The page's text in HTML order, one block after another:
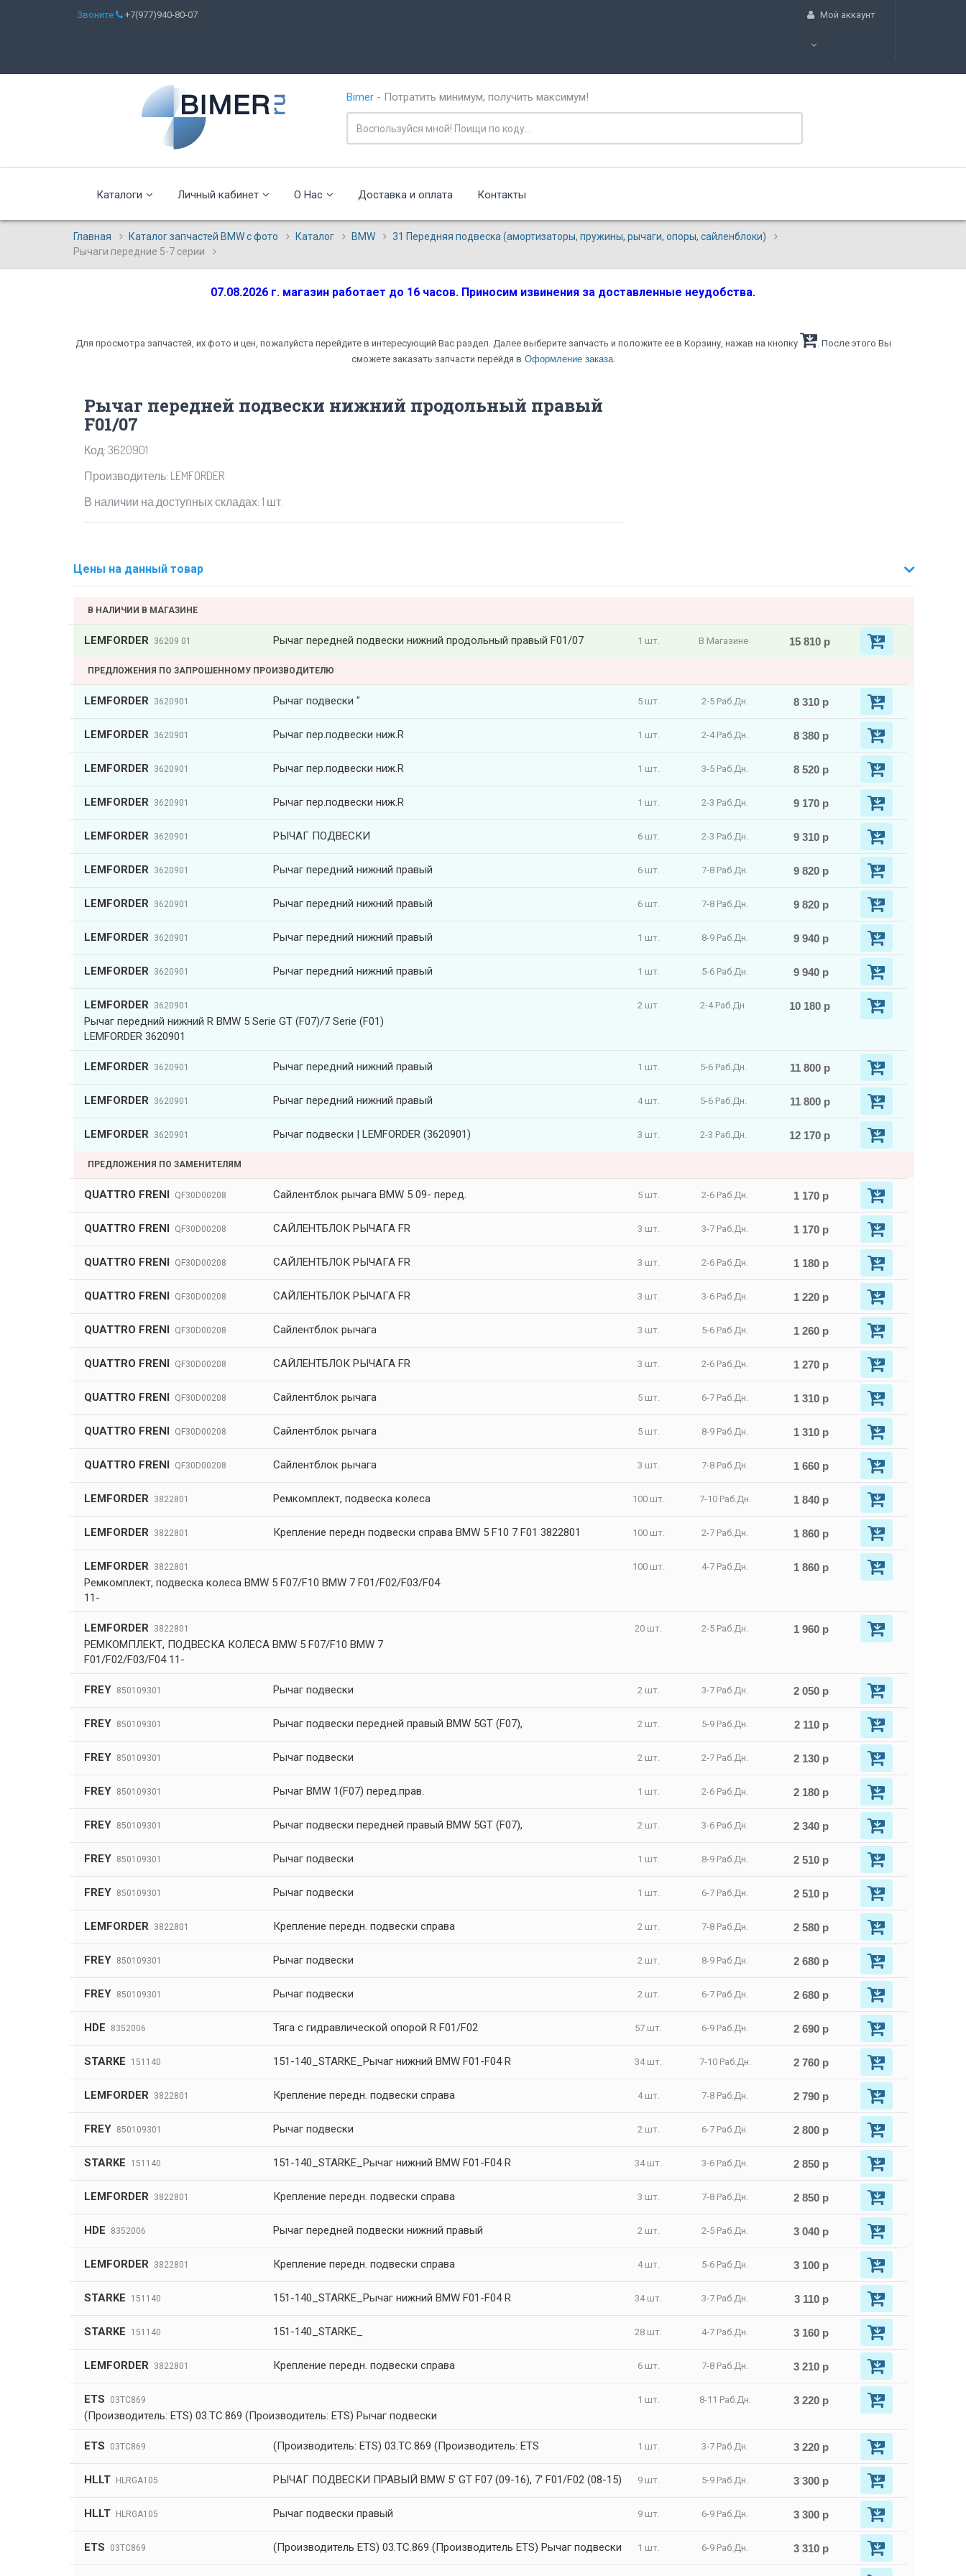
Звоните +7(977)940-80-07 Мой аккаунт
Bimer - Потратить минимум, получить максимум!
Каталоги Личный кабинет О Нас Доставка и оплата Контакты
Главная Каталог запчастей BMW с фото Каталог BMW
31 Передняя подвеска (амортизаторы, пружины, рычаги, опоры, сайленблоки)
Рычаги передние 5-7 серии
07.08.2026 г. магазин работает до 16 часов. Приносим извинения за доставленные неудобства.
Для просмотра запчастей, их фото и цен, пожалуйста перейдите в интересующий Вас раздел. Далее выберите запчасть и положите ее в Корзину, нажав на кнопку
. После этого Вы
сможете заказать запчасти перейдя в Оформление заказа.
Рычаг передней подвески нижний продольный правый
F01/07
Код: 3620901
Производитель: LEMFORDER
В наличии на доступных складах: 1 шт.
Цены на данный товар
В НАЛИЧИИ В МАГАЗИНЕ
LEMFORDER 36209 01 Рычаг передней подвески нижний продольный правый F01/07 1 шт. В Магазине 15 810 р
ПРЕДЛОЖЕНИЯ ПО ЗАПРОШЕННОМУ ПРОИЗВОДИТЕЛЮ
LEMFORDER 3620901 Рычаг подвески " 5 шт. 2-5 Раб.Дн. 8 310 р
LEMFORDER 3620901 Рычаг пер.подвески ниж.R 1 шт. 2-4 Раб.Дн. 8 380 р
LEMFORDER 3620901 Рычаг пер.подвески ниж.R 1 шт. 3-5 Раб.Дн. 8 520 р
LEMFORDER 3620901 Рычаг пер.подвески ниж.R 1 шт. 2-3 Раб.Дн. 9 170 р
LEMFORDER 3620901 РЫЧАГ ПОДВЕСКИ 6 шт. 2-3 Раб.Дн. 9 310 р
LEMFORDER 3620901 Рычаг передний нижний правый 6 шт. 7-8 Раб.Дн. 9 820 р
LEMFORDER 3620901 Рычаг передний нижний правый 6 шт. 7-8 Раб.Дн. 9 820 р
LEMFORDER 3620901 Рычаг передний нижний правый 1 шт. 8-9 Раб.Дн. 9 940 р
LEMFORDER 3620901 Рычаг передний нижний правый 1 шт. 5-6 Раб.Дн. 9 940 р
LEMFORDER 3620901
Рычаг передний нижний R BMW 5 Serie GT (F07)/7 Serie (F01)
LEMFORDER 3620901
2 шт. 2-4 Раб.Дн. 10 180 р
LEMFORDER 3620901 Рычаг передний нижний правый 1 шт. 5-6 Раб.Дн. 11 800 р
LEMFORDER 3620901 Рычаг передний нижний правый 4 шт. 5-6 Раб.Дн. 11 800 р
LEMFORDER 3620901 Рычаг подвески | LEMFORDER (3620901) 3 шт. 2-3 Раб.Дн. 12 170 р
ПРЕДЛОЖЕНИЯ ПО ЗАМЕНИТЕЛЯМ
QUATTRO FRENI QF30D00208 Сайлентблок рычага BMW 5 09- перед. 5 шт. 2-6 Раб.Дн. 1 170 р
QUATTRO FRENI QF30D00208 САЙЛЕНТБЛОК РЫЧАГА FR 3 шт. 3-7 Раб.Дн. 1 170 р
QUATTRO FRENI QF30D00208 САЙЛЕНТБЛОК РЫЧАГА FR 3 шт. 2-6 Раб.Дн. 1 180 р
QUATTRO FRENI QF30D00208 САЙЛЕНТБЛОК РЫЧАГА FR 3 шт. 3-6 Раб.Дн. 1 220 р
QUATTRO FRENI QF30D00208 Сайлентблок рычага 3 шт. 5-6 Раб.Дн. 1 260 р
QUATTRO FRENI QF30D00208 САЙЛЕНТБЛОК РЫЧАГА FR 3 шт. 2-6 Раб.Дн. 1 270 р
QUATTRO FRENI QF30D00208 Сайлентблок рычага 5 шт. 6-7 Раб.Дн. 1 310 р
QUATTRO FRENI QF30D00208 Сайлентблок рычага 5 шт. 8-9 Раб.Дн. 1 310 р
QUATTRO FRENI QF30D00208 Сайлентблок рычага 3 шт. 7-8 Раб.Дн. 1 660 р
LEMFORDER 3822801 Ремкомплект, подвеска колеса 100 шт. 7-10 Раб.Дн. 1 840 р
LEMFORDER 3822801 Крепление передн подвески справа BMW 5 F10 7 F01 3822801 100 шт. 2-7 Раб.Дн. 1 860 р
LEMFORDER 3822801
Ремкомплект, подвеска колеса BMW 5 F07/F10 BMW 7 F01/F02/F03/F04
11-
100 шт. 4-7 Раб.Дн. 1 860 р
LEMFORDER 3822801
РЕМКОМПЛЕКТ, ПОДВЕСКА КОЛЕСА BMW 5 F07/F10 BMW 7
F01/F02/F03/F04 11-
20 шт. 2-5 Раб.Дн. 1 960 р
FREY 850109301 Рычаг подвески 2 шт. 3-7 Раб.Дн. 2 050 р
FREY 850109301 Рычаг подвески передней правый BMW 5GT (F07), 2 шт. 5-9 Раб.Дн. 2 110 р
FREY 850109301 Рычаг подвески 2 шт. 2-7 Раб.Дн. 2 130 р
FREY 850109301 Рычаг BMW 1(F07) перед.прав. 1 шт. 2-6 Раб.Дн. 2 180 р
FREY 850109301 Рычаг подвески передней правый BMW 5GT (F07), 2 шт. 3-6 Раб.Дн. 2 340 р
FREY 850109301 Рычаг подвески 1 шт. 8-9 Раб.Дн. 2 510 р
FREY 850109301 Рычаг подвески 1 шт. 6-7 Раб.Дн. 2 510 р
LEMFORDER 3822801 Крепление передн. подвески справа 2 шт. 7-8 Раб.Дн. 2 580 р
FREY 850109301 Рычаг подвески 2 шт. 8-9 Раб.Дн. 2 680 р
FREY 850109301 Рычаг подвески 2 шт. 6-7 Раб.Дн. 2 680 р
HDE 8352006 Тяга с гидравлической опорой R F01/F02 57 шт. 6-9 Раб.Дн. 2 690 р
STARKE 151140 151-140_STARKE_Рычаг нижний BMW F01-F04 R 34 шт. 7-10 Раб.Дн. 2 760 р
LEMFORDER 3822801 Крепление передн. подвески справа 4 шт. 7-8 Раб.Дн. 2 790 р
FREY 850109301 Рычаг подвески 2 шт. 6-7 Раб.Дн. 2 800 р
STARKE 151140 151-140_STARKE_Рычаг нижний BMW F01-F04 R 34 шт. 3-6 Раб.Дн. 2 850 р
LEMFORDER 3822801 Крепление передн. подвески справа 3 шт. 7-8 Раб.Дн. 2 850 р
HDE 8352006 Рычаг передней подвески нижний правый 2 шт. 2-5 Раб.Дн. 3 040 р
LEMFORDER 3822801 Крепление передн. подвески справа 4 шт. 5-6 Раб.Дн. 3 100 р
STARKE 151140 151-140_STARKE_Рычаг нижний BMW F01-F04 R 34 шт. 3-7 Раб.Дн. 3 110 р
STARKE 151140 151-140_STARKE_ 28 шт. 4-7 Раб.Дн. 3 160 р
LEMFORDER 3822801 Крепление передн. подвески справа 6 шт. 7-8 Раб.Дн. 3 210 р
ETS 03TC869
(Производитель: ETS) 03.TC.869 (Производитель: ETS) Рычаг подвески
1 шт. 8-11 Раб.Дн. 3 220 р
ETS 03TC869 (Производитель: ETS) 03.TC.869 (Производитель: ETS 1 шт. 3-7 Раб.Дн. 3 220 р
HLLT HLRGA105 РЫЧАГ ПОДВЕСКИ ПРАВЫЙ BMW 5' GT F07 (09-16), 7' F01/F02 (08-15) 9 шт. 5-9 Раб.Дн. 3 300 р
HLLT HLRGA105 Рычаг подвески правый 9 шт. 6-9 Раб.Дн. 3 300 р
ETS 03TC869 (Производитель ETS) 03.TC.869 (Производитель ETS) Рычаг подвески 1 шт. 6-9 Раб.Дн. 3 310 р